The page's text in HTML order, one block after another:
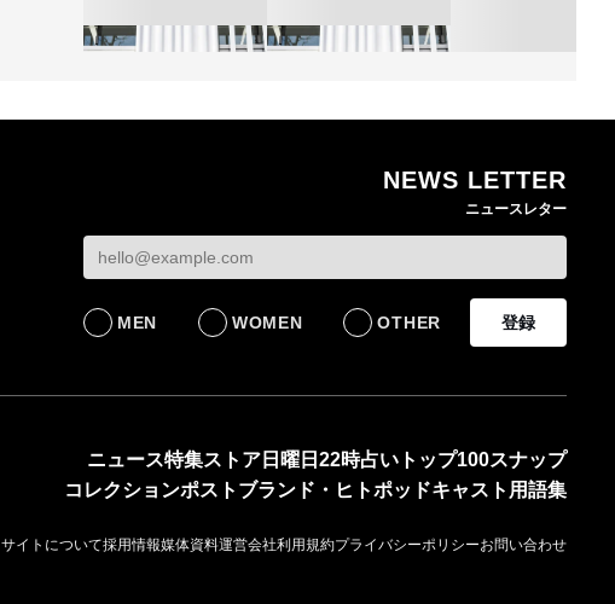
HD 被災経緯を書面で
発表
BUSINESS
オンワードHDが緊急時
に貴重品の常時携行を
BUSINESS
【トップに聞く
オンワードHD保元道
るための企業戦略
NEWS LETTER
ニュースレター
MEN WOMEN OTHER 登録
ニュース特集ストア 日曜日22時占い トップ100スナップ
コレクションポスト ブランド・ヒトポッドキャスト 用語集
サイトについて採用情報媒体資料運営会社利用規約プライバシーポリシーお問い合わせ